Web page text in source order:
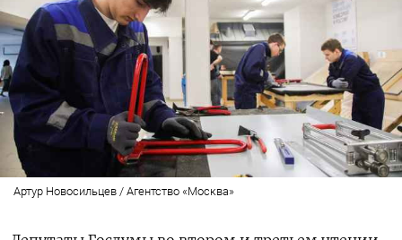
Артур Новосильцев / Агентство «Москва»